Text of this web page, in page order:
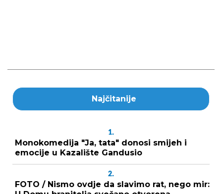
Najčitanije
1.
Monokomedija "Ja, tata" donosi smijeh i
emocije u Kazalište Gandusio
2.
FOTO / Nismo ovdje da slavimo rat, nego mir: